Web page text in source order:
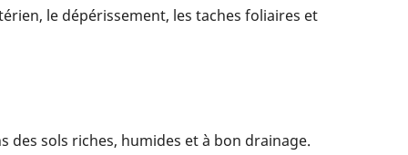
le dépérissement, les taches foliaires et
des sols riches, humides et à bon drainage.